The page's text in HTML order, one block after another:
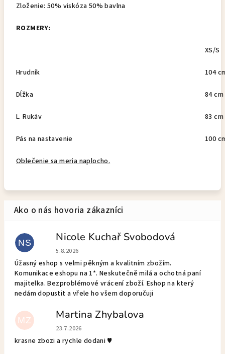
Zloženie: 50% viskóza 50% bavlna
ROZMERY:
XS/S
Hrudník 104
Dĺžka 84 cm
L. Rukáv 83 cm
Pás na nastavenie 100
Oblečenie sa meria naplocho.
NS Nicole Kuchař Svobodová
Hodnotenie obchodu je 5 z 5 hviezdičiek.
5.8.2026
Úžasný eshop s velmi pěkným a kvalitním zbožím.
Komunikace eshopu na 1*. Neskutečně milá a ochotná paní
majitelka. Bezproblémové vrácení zboží. Eshop na který
nedám dopustit a vřele ho všem doporučuji
MZ Martina Zhybalova
Hodnotenie obchodu je 5 z 5 hviezdičiek.
23.7.2026
krasne zbozi a rychle dodani ♥️